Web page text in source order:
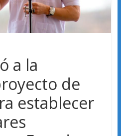
a la
de
establecer